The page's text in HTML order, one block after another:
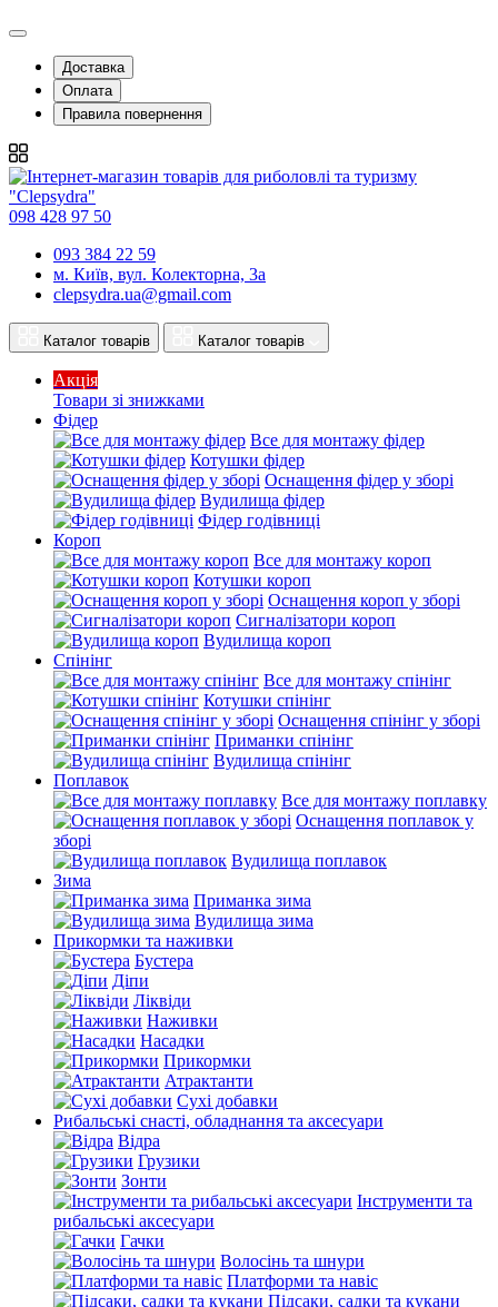
Доставка
Оплата
Правила повернення
098 428 97 50
093 384 22 59
м. Київ, вул. Колекторна, 3а
clepsydra.ua@gmail.com
Каталог товарів Каталог товарів
Акція
Товари зі знижками
Фідер
Все для монтажу фідер
Котушки фідер
Оснащення фідер у зборі
Вудилища фідер
Фідер годівниці
Короп
Все для монтажу короп
Котушки короп
Оснащення короп у зборі
Сигналізатори короп
Вудилища короп
Спінінг
Все для монтажу спінінг
Котушки спінінг
Оснащення спінінг у зборі
Приманки спінінг
Вудилища спінінг
Поплавок
Все для монтажу поплавку
Оснащення поплавок у
зборі
Вудилища поплавок
Зима
Приманка зима
Вудилища зима
Прикормки та наживки
Бустера
Діпи
Ліквіди
Наживки
Насадки
Прикормки
Атрактанти
Сухі добавки
Рибальські снасті, обладнання та аксесуари
Відра
Грузики
Зонти
Інструменти та
рибальські аксесуари
Гачки
Волосінь та шнури
Платформи та навіс
Підсаки, садки та кукани